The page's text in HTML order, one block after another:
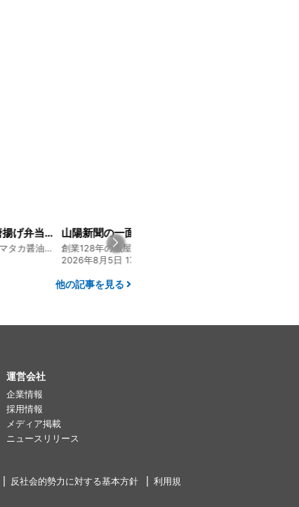
大人気メニュー「唐揚げ弁当」のレシピをご紹介します！
130年の伝統と革新 ヤマタカ醤油ファンド
2026年8月5日 17:24
他の記事を見る
運営会社
企業情報
採用情報
メディア掲載
ニュースリリース
反社会的勢力に対する基本方針
利用規